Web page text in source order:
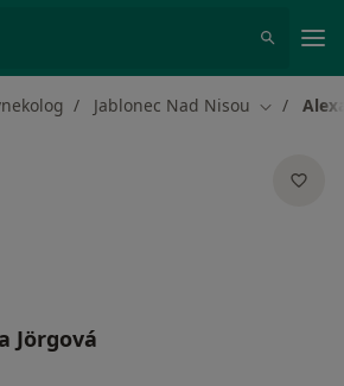
Jablonec Nad Nisou Změna
Jörgová